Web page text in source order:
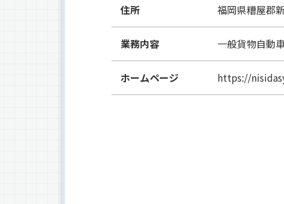
住所 福岡県糟屋郡
業務内容 一般貨物自動
ホームページ https://